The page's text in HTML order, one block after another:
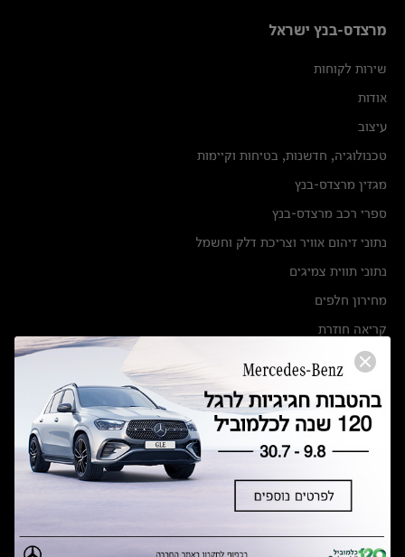
מרצדס-בנץ ישראל
שירות לקוחות
אודות
עיצוב
טכנולוגיה, חדשנות, בטיחות וקיימות
מגזין מרצדס-בנץ
ספרי רכב מרצדס-בנץ
נתוני זיהום אוויר וצריכת דלק וחשמל
נתוני תווית צמיגים
מחירון חלפים
קריאה חוזרת
הודעה על הטבות לרכבי מרצדס בהסדר פשרה בתצ 56447-02-19
תקנון ימי מכירות 120 לכלמוביל
מצאו אותנו
אולמות תצוגה